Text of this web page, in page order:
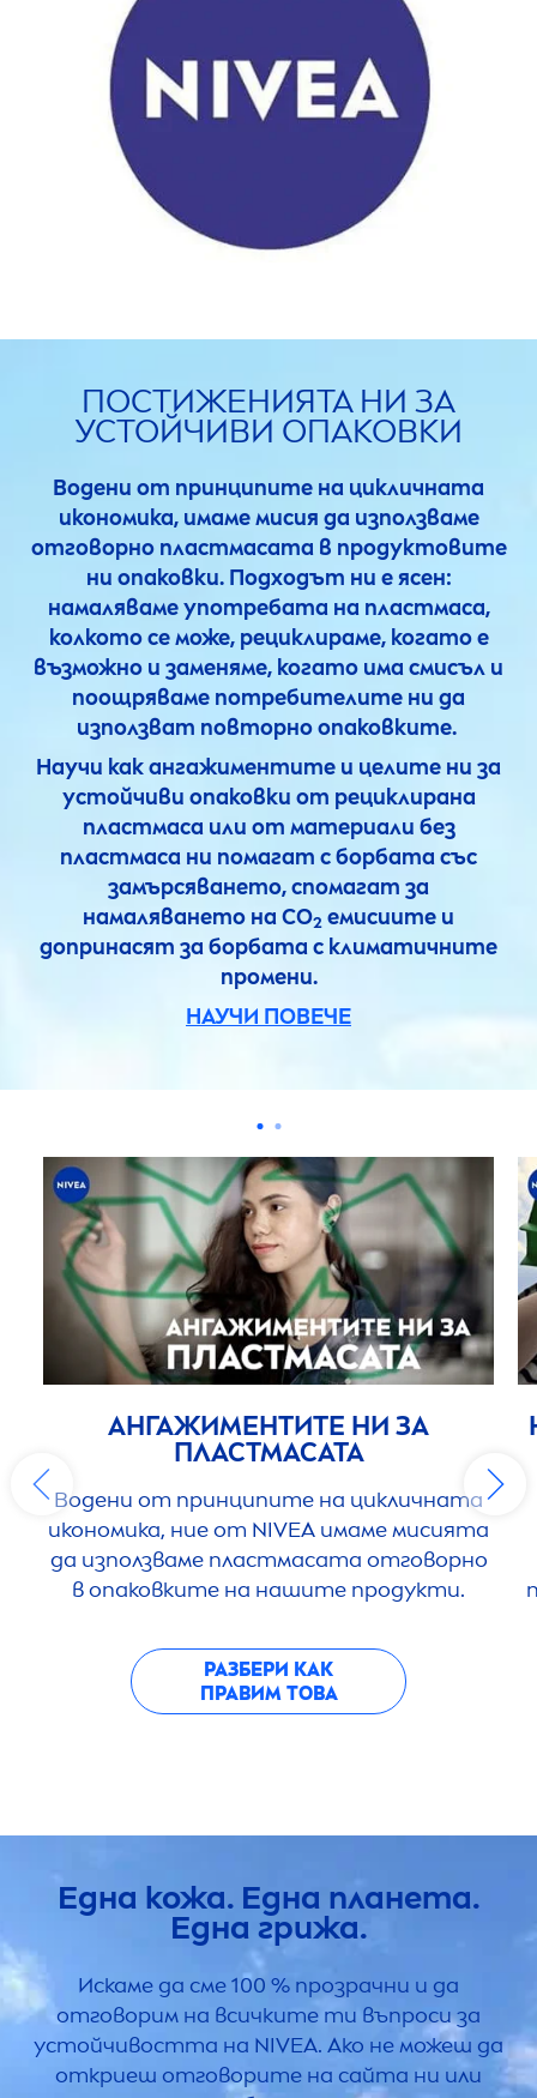
ПОСТИЖЕНИЯТА НИ ЗА
УСТОЙЧИВИ ОПАКОВКИ
Водени от принципите на цикличната
икономика, имаме мисия да използваме
отговорно пластмасата в продуктовите
ни опаковки. Подходът ни е ясен:
намаляваме употребата на пластмаса,
колкото се може, рециклираме, когато е
възможно и заменяме, когато има смисъл и
поощряваме потребителите ни да
използват повторно опаковките.
Научи как ангажиментите и целите ни за
устойчиви опаковки от рециклирана
пластмаса или от материали без
пластмаса ни помагат с борбата със
замърсяването, спомагат за
намаляването на CO2 емисиите и
допринасят за борбата с климатичните
промени.
НАУЧИ ПОВЕЧЕ
АНГАЖИМЕНТИТЕ НИ ЗА
ПЛАСТМАСАТА
Водени от принципите на цикличната
икономика, ние от NIVEA имаме мисията
да използваме пластмасата отговорно
в опаковките на нашите продукти.
РАЗБЕРИ КАК
ПРАВИМ ТОВА
Една кожа. Една планета.
Една грижа.
Искаме да сме 100 % прозрачни и да
отговорим на всичките ти въпроси за
устойчивостта на NIVEA. Ако не можеш да
откриеш отговорите на сайта ни или